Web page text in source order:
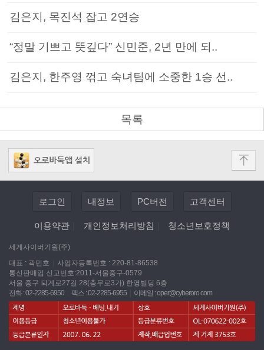
김은지, 목진석 잡고 2연승
“정말 기쁘고 뜻깊다” 신민준, 2년 만에 되..
김은지, 한주영 꺾고 숙녀팀에 소중한 1승 선..
목록
로그인 내정보 PC버전 고객센터
이용약관 개인정보처리방침 청소년보호정책
세계사이버기원(주)
대표 : 곽민호
사업자등록번호 : 220-81-86538
통신판매업 신고번호:2011-서울중구-0579
서울 중구 퇴계로27길 28(충무로3가) 한영빌딩 6층
전화 : 02-2285-6950
팩스 : 02-2285-6955 이메일 :oper@cyberoro.com